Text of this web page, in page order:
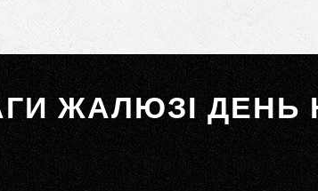
ЖАЛЮЗІ ДЕНЬ